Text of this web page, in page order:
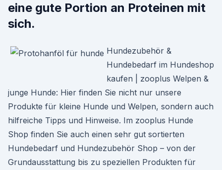
eine gute Portion an Proteinen mit
sich.
Hundezubehör &
Hundebedarf im Hundeshop
kaufen | zooplus Welpen &
junge Hunde: Hier finden Sie nicht nur unsere
Produkte für kleine Hunde und Welpen, sondern auch
hilfreiche Tipps und Hinweise. Im zooplus Hunde
Shop finden Sie auch einen sehr gut sortierten
Hundebedarf und Hundezubehör Shop – von der
Grundausstattung bis zu speziellen Produkten für